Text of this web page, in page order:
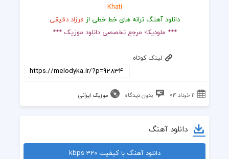
Khati
دانلود آهنگ ترانه های خط خطی از فرزاد دقیقی
*** ملودیکا؛ مرجع تخصصی دانلود موزیک ***
لینک کوتاه
۱۱ خرداد ۰۴ بدون دیدگاه موزیک ایرانی
دانلود آهنگ
دانلود آهنگ با کیفیت 320 kbps